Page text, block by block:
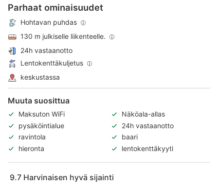
Parhaat ominaisuudet
Hohtavan puhdas
130 m julkiselle liikenteelle.
24h vastaanotto
Lentokenttäkuljetus
keskustassa
Muuta suosittua
Maksuton WiFi
Näköala-allas
pysäköintialue
24h vastaanotto
ravintola
baari
hieronta
lentokenttäkyyti
9.7 Harvinaisen hyvä sijainti